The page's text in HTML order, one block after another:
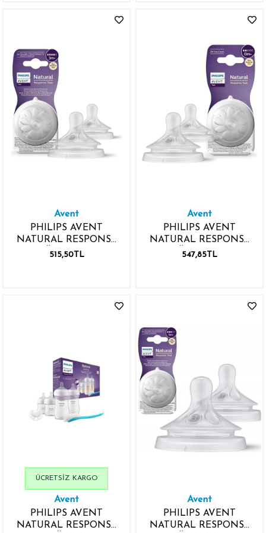
Avent
PHILIPS AVENT
NATURAL RESPONSE
DOĞAL TEPKİLİ
515,50TL
Avent
PHILIPS AVENT
NATURAL RESPONSE
DOĞAL TEPKİLİ
547,85TL
Avent
PHILIPS AVENT
NATURAL RESPONSE
ÜCRETSIZ KARGO
Avent
PHILIPS AVENT
NATURAL RESPONSE